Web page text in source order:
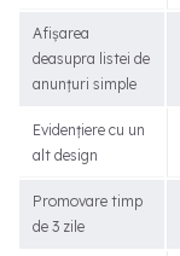
Afișarea
deasupra listei de
anunțuri simple
Evidențiere cu un
alt design
Promovare timp
de 3 zile